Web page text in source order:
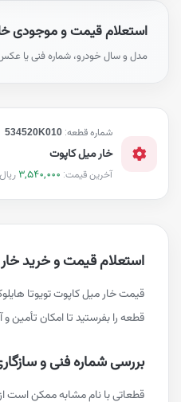
استعلام قیمت و موجودی
مدل و سال خودرو، شماره فنی یا عکس
شماره قطعه: 534520K010
خار میل کاپوت
آخرین قیمت: 3,540,000 ریال
استعلام قیمت و خرید
قیمت خار میل کاپوت تویوتا
قطعه را بفرستید تا امکان تأمین
بررسی شماره فنی و
قطعاتی با نام مشابه ممکن است